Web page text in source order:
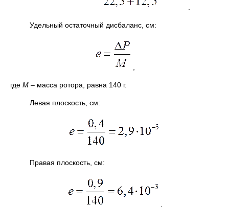
Удельный остаточный дисбаланс, см:
где М – масса ротора, равна 140 г.
Левая плоскость, см:
Правая плоскость, см: